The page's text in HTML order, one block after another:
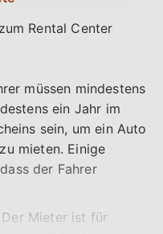
akzeptiert
Visa,
der Reisenden
Center Crete
und erkennt an,
Sie bei Rental
stornieren, ohne
Rental Center
müssen mindestens
ein Jahr im
sein, um ein Auto
mieten. Einige
der Fahrer
Der Mieter ist für